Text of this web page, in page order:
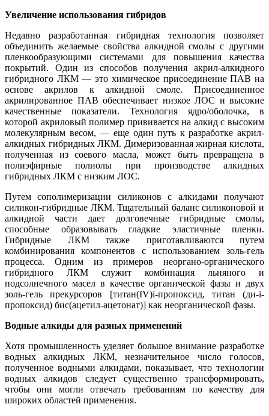
Увеличение использования гибридов
Недавно разработанная гибридная технология позволяет
объединить желаемые свойства алкидной смолы с другими
пленкообразующими системами для повышения качества
покрытий. Один из способов получения акрил-алкидного
гибридного ЛКМ — это химическое присоединение ПАВ на
основе акрилов к алкидной смоле. Присоединенное
акрилированное ПАВ обеспечивает низкое ЛОС и высокие
качественные показатели. Технология ядро/оболочка, в
которой акриловый полимер прививается на алкид с высоким
молекулярным весом, — еще один путь к разработке акрил-
алкидных гибридных ЛКМ. Димеризованная жирная кислота,
полученная из соевого масла, может быть превращена в
полиэфирные полиолы при производстве алкидных
гибридных ЛКМ с низким ЛОС.
Путем сополимеризации силиконов с алкидами получают
силикон-гибридные ЛКМ. Тщательный баланс силиконовой и
алкидной части дает долговечные гибридные смолы,
способные образовывать гладкие эластичные пленки.
Гибридные ЛКМ также приготавливаются путем
комбинирования компонентов с использованием золь-гель
процесса. Одним из примеров неоргано-органического
гибридного ЛКМ служит комбинация льняного и
подсолнечного масел в качестве органической фазы и двух
золь-гель прекурсоров [титан(IV)i-пропоксид, титан (ди-i-
пропоксид) бис(ацетил-ацетонат)] как неорганической фазы.
Водные алкиды для разных применений
Хотя промышленность уделяет большое внимание разработке
водных алкидных ЛКМ, незначительное число голосов,
полученное водными алкидами, показывает, что технологии
водных алкидов следует существенно трансформировать,
чтобы они могли отвечать требованиям по качеству для
широких областей применения.